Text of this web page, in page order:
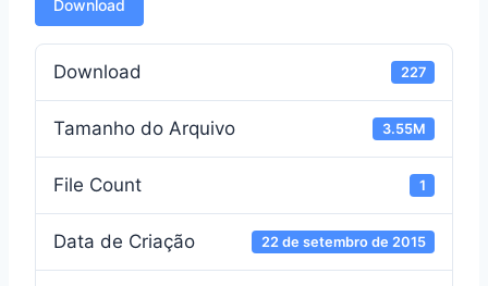
Download
Download 227
Tamanho do Arquivo 3.55M
File Count 1
Data de Criação 22 de setembro de 2015